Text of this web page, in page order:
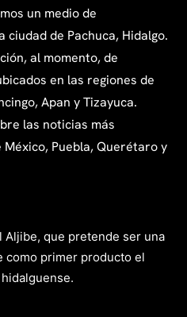
un medio de
ciudad de Pachuca, Hidalgo.
al momento, de
en las regiones de
Apan y Tizayuca.
las noticias más
Puebla, Querétaro y
Aljibe, que pretende ser una
como primer producto el